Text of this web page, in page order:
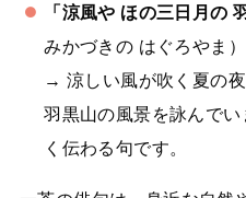
「涼風や ほの三日月の
みかづきの はぐろやま）
→ 涼しい風が吹く夏の
羽黒山の風景を詠んで
く伝わる句です。